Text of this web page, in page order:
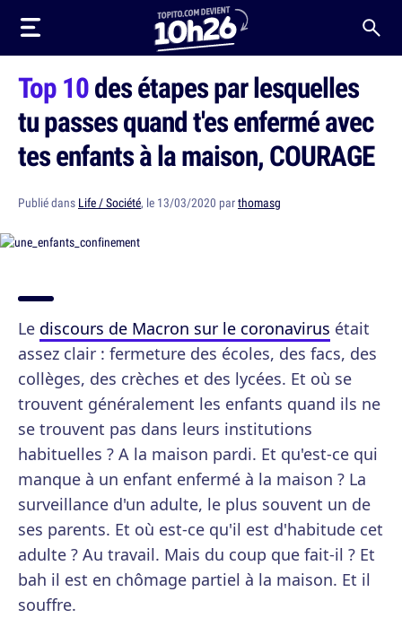
Top 10des étapes par lesquelles
tu passes quand t'es enfermé avec
tes enfants à la maison, COURAGE
Publié dans Life / Société, le 13/03/2020 parthomasg
Le discours de Macron sur le coronavirus était
assez clair : fermeture des écoles, des facs, des
collèges, des crèches et des lycées. Et où se
trouvent généralement les enfants quand ils ne
se trouvent pas dans leurs institutions
habituelles ? A la maison pardi. Et qu'est-ce qui
manque à un enfant enfermé à la maison ? La
surveillance d'un adulte, le plus souvent un de
ses parents. Et où est-ce qu'il est d'habitude cet
adulte ? Au travail. Mais du coup que fait-il ? Et
bah il est en chômage partiel à la maison. Et il
souffre.